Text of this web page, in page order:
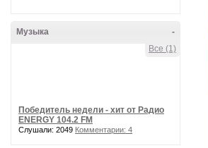
-
Музыка
Все (1)
Победитель недели - хит от Радио
ENERGY 104.2 FM
Слушали: 2049 Комментарии: 4